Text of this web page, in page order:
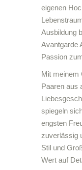
eigenen
Ausbildung
Avantgarde
Passion
Mit meinem
Paaren aus
spiegeln
engsten
zuverlässig
Stil und
Wert auf